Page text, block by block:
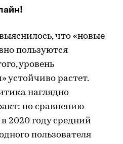
что «новые
пользуются
уровень
устойчиво растет.
наглядно
по сравнению
2020 году средний
пользователя